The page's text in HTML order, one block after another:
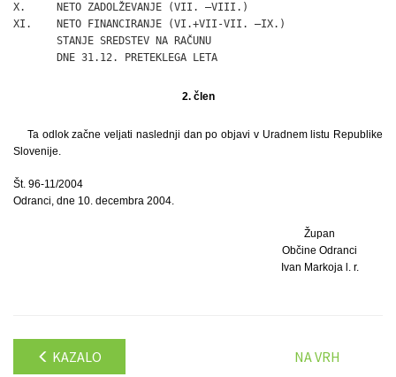
X.     NETO ZADOLŽEVANJE (VII. –VIII.)
XI.    NETO FINANCIRANJE (VI.+VII-VII. –IX.)
       STANJE SREDSTEV NA RAČUNU
DNE 31.12. PRETEKLEGA LETA
2. člen
Ta odlok začne veljati naslednji dan po objavi v Uradnem listu Republike
Slovenije.
Št. 96-11/2004
Odranci, dne 10. decembra 2004.
Župan
Občine Odranci
Ivan Markoja l. r.
KAZALO NA VRH